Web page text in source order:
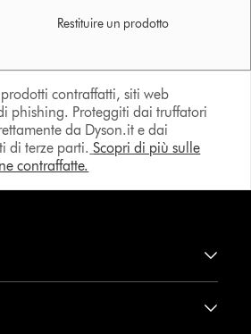
Restituire un prodotto
contraffatti, siti web
phishing. Proteggiti dai truffatori
da Dyson.it e dai
di terze parti. Scopri di più sulle
contraffatte.